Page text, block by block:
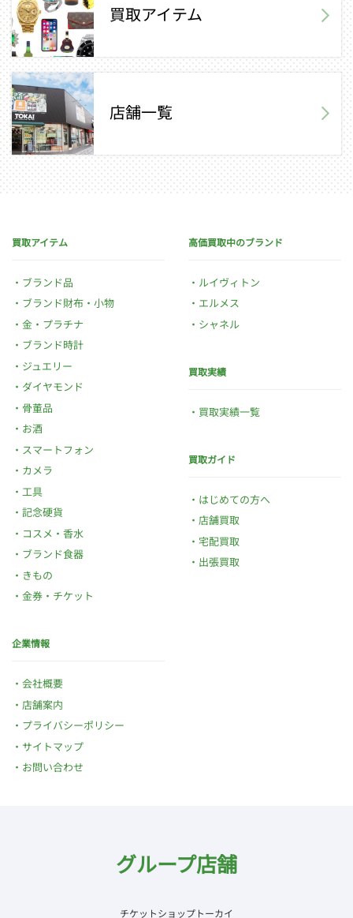
買取アイテム
店舗一覧
買取アイテム
ブランド品
ブランド財布・小物
金・プラチナ
ブランド時計
ジュエリー
ダイヤモンド
骨董品
お酒
スマートフォン
カメラ
工具
記念硬貨
コスメ・香水
ブランド食器
きもの
金券・チケット
高価買取中のブランド
ルイヴィトン
エルメス
シャネル
買取実績
買取実績一覧
買取ガイド
はじめての方へ
店舗買取
宅配買取
出張買取
企業情報
会社概要
店舗案内
プライバシーポリシー
サイトマップ
お問い合わせ
グループ店舗
チケットショップトーカイ